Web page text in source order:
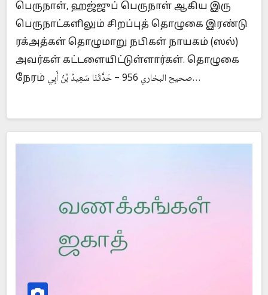
பெருநாள், ஹஜ்ஜுப் பெருநாள் ஆகிய இரு
பெருநாட்களிலும் சிறப்புத் தொழுகை இரண்டு
ரக்அத்கள் தொழுமாறு நபிகள் நாயகம் (ஸல்)
அவர்கள் கட்டளையிட்டுள்ளார்கள். தொழுகை
நேரம் صحيح البخاري 956 – حَدَّثَنَا سَعِيدُ بْنُ أَبِي…